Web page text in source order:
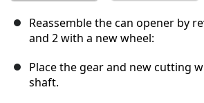
Reassemble the can opener by
and 2 with a new wheel:
Place the gear and new cutting
shaft.